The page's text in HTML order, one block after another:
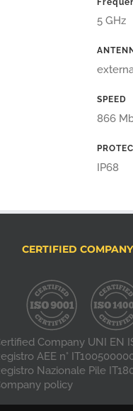
5 GHz
SPEED
866
IP68
CERTIFIED COMPANY
Company UNI EN
AEE n°
Nazionale Pile
policy